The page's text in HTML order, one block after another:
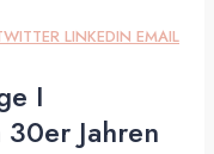
LINKEDIN EMAIL
I
Jahren